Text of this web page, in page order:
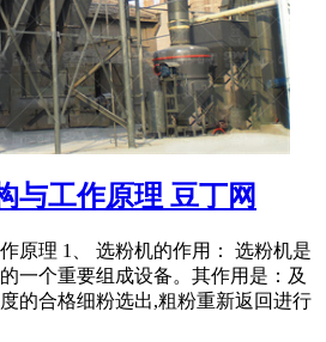
与工作原理 豆丁网
原理 1、 选粉机的作用： 选粉机是
一个重要组成设备。其作用是：及
的合格细粉选出,粗粉重新返回进行